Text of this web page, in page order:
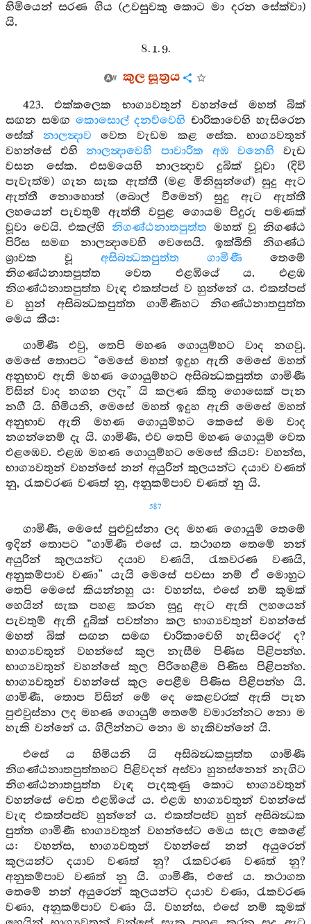
හිමියෙන් සරණ ගිය (උවසුවකු කොට මා දරන සේක්වා)
යි.
8. 1. 9.
කුල සූත්‍රය
423. එක්කලෙක භාග්‍යවතුන් වහන්සේ මහත් බික්
සඟන සමඟ කොසොල් දනව්වෙහි චාරිකාවෙහි හැසිරෙන
සේක් නාලන්‍දාව වෙත වැඩම කළ සේක. භාග්‍යවතුන්
වහන්සේ එහිනාලන්‍දාවෙහි පාවාරික අඹ වනෙහි වැඩ
වසන සේක. එසමයෙහි නාලන්‍දාව දුබික් වූවා (දිවි
පැවැත්ම) ගැන සැක ඇත්තී (මළ මිනිසුන්ගේ) සුදු ඇට
ඇත්තී නොහොත් (බොල් වීමෙන්) සුදු ඇට ඇත්තී
ලහයෙන් පැවතුම් ඇත්තී වපුළ ගොයම පිදුරු පමණක්
වූවා වෙයි. එකල්හි නිගණ්ඨනාතපුත්ත මහත් වූ නිගණ්ඨ
පිරිස සමඟ නාලන්‍දාවෙහි වෙසෙයි. ඉක්බිති නිගණ්ඨ
ශ්‍රාවක වූ අසිබන්‍ධකපුත්ත ගාමිණී තෙමේ
නිගණ්ඨනාතපුත්ත වෙත එළඹියේ ය. එළඹ
නිගණ්ඨනාතපුත්ත වැඳ එකත්පස් ව හුන්නේ ය. එකත්පස්
ව හුන් අසිබන්‍ධකපුත්ත ගාමිණීහට නිගණ්ඨනාතපුත්ත
මෙය කීය:
ගාමිණී එවු, තෙපි මහණ ගොයුම්හට වාද නගවු.
මෙසේ තොපට “මෙසේ මහත් ඉදුහ ඇති මෙසේ මහත්
අනුභාව ඇති මහණ ගොයුම්හට අසිබන්‍ධකපුත්ත ගාමිණී
විසින් වාද නගන ලදැ” යි කලණ කිතු ගොසෙක් පැන
නගී යි. හිමියනි, මෙසේ මහත් ඉදුහ ඇති මෙසේ මහත්
අනුභාව ඇති මහණ ගොයුම්හට කෙසේ මම වාද
නගන්නෙම් දැ යි. ගාමිණී, එව තෙපි මහණ ගොයුම් වෙත
එළඹෙව. එළඹ මහණ ගොයුම්හට මෙසේ කියව: වහන්ස,
භාග්‍යවතුන් වහන්සේ නන් අයුරින් කුලයන්ට දයාව වණත්
නු, රැකවරණ වණත් නු, අනුකම්පාව වණත් නු යි.
587
ගාමිණී, මෙසේ පුළුවුස්නා ලද මහණ ගොයුම් තෙමේ
ඉදින් තොපට “ගාමිණී එසේ ය. තථාගත තෙමේ නන්
අයුරින් කුලයන්ට දයාව වණයි, රැකවරණ වණයි,
අනුකම්පාව වණා” යැයි මෙසේ පවසා නම් ඒ මොහුට
තෙපි මෙසේ කියන්නහු ය: වහන්ස, එසේ නම් කුමක්
හෙයින් සැක පහළ කරන සුදු ඇට ඇති ලහයෙන්
පැවතුම් ඇති දුබික් පවත්නා කල භාග්‍යවතුන් වහන්සේ
මහත් බික් සඟන සමඟ චාරිකාවෙහි හැසිරෙද් ද?
භාග්‍යවතුන් වහන්සේ කුල නැසීම පිණිස පිළිපන්හ.
භාග්‍යවතුන් වහන්සේ කුල පිරිහෙළීම පිණිස පිළිපන්හ.
භාග්‍යවතුන් වහන්සේ කුල පෙළීම පිණිස පිළිපන්හ යි.
ගාමිණී, තොප විසින් මේ දෙ කෙළවරක් ඇති පැන
පුළුවුස්නා ලද මහණ ගොයුම් තෙමේ වමාරන්නට නො ම
හැකි වන්නේ ය. ගිලින්නට නො ම හැකිවන්නේ යි.
එසේ ය හිමියනි යි අසිබන්‍ධකපුත්ත ගාමිණී
නිගණ්ඨනාතපුත්තහට පිළිවදන් අස්වා හුනස්නෙන් නැගිට
නිගණ්ඨනාතපුත්ත වැඳ පැදකුණු කොට භාග්‍යවතුන්
වහන්සේ වෙත එළඹියේ ය. එළඹ භාග්‍යවතුන් වහන්සේ
වැඳ එකත්පස්ව හුන්නේ ය. එකත්පස්ව හුන් අසිබන්‍ධක
පුත්ත ගාමිණී භාග්‍යවතුන් වහන්සේට මෙය සැල කෙළේ
ය: වහන්ස, භාග්‍යවතුන් වහන්සේ නන් අයුරෙන්
කුලයන්ට දයාව වණත් නු? රැකවරණ වණත් නු?
අනුකම්පාව වණත් නු යි. ගාමිණී, එසේ ය. තථාගත
තෙමේ නන් අයුරෙන් කුලයන්ට දයාව වණා, රැකවරණ
වණා, අනුකම්පාව වණා යි. වහන්ස, එසේ නම් කුමක්